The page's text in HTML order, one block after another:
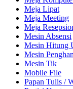
Meja Lipat
Meja Meeting
Meja
Mesin Absensi
Mesin Hitung
Mesin
Mesin Tik
Mobile File
Papan Tulis /